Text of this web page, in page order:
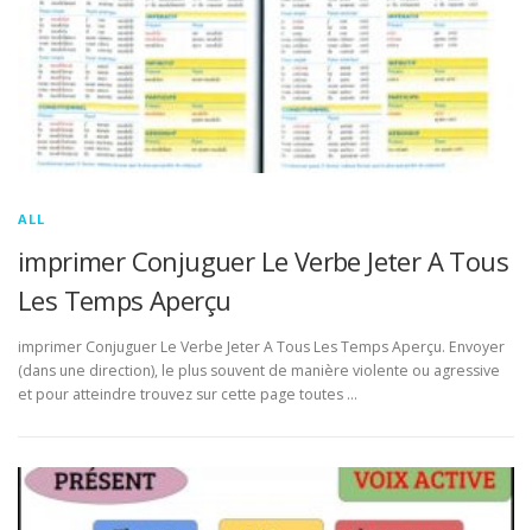
ALL
imprimer Conjuguer Le Verbe Jeter A Tous
Les Temps Aperçu
imprimer Conjuguer Le Verbe Jeter A Tous Les Temps Aperçu. Envoyer
(dans une direction), le plus souvent de manière violente ou agressive
et pour atteindre trouvez sur cette page toutes …